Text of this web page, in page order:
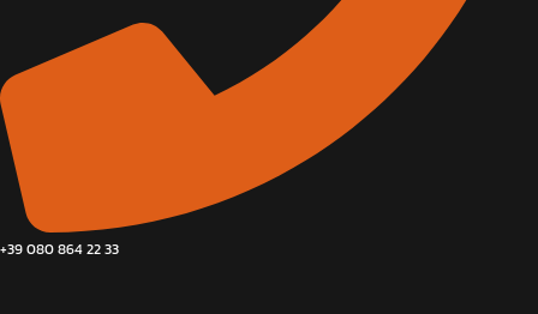
+39 080 864 22 33